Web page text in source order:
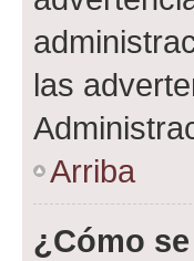
las
Arriba
¿Cómo